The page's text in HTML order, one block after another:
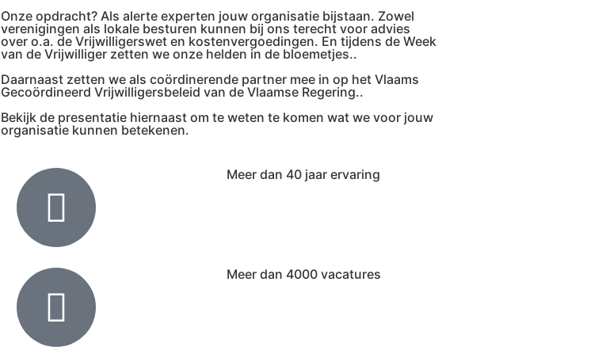
Onze opdracht? Als alerte experten jouw organisatie bijstaan. Zowel
verenigingen als lokale besturen kunnen bij ons terecht voor advies
over o.a. de Vrijwilligerswet en kostenvergoedingen. En tijdens de Week
van de Vrijwilliger zetten we onze helden in de bloemetjes..
Daarnaast zetten we als coördinerende partner mee in op het Vlaams
Gecoördineerd Vrijwilligersbeleid van de Vlaamse Regering..
Bekijk de presentatie hiernaast om te weten te komen wat we voor jouw
organisatie kunnen betekenen.
Meer dan 40 jaar ervaring
Meer dan 4000 vacatures